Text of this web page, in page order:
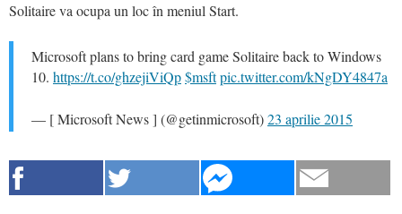
Solitaire va ocupa un loc în meniul Start.
Microsoft plans to bring card game Solitaire back to Windows
10. https://t.co/ghzejiViQp$msftpic.twitter.com/kNgDY4847a
— [ Microsoft News ] (@getinmicrosoft)23 aprilie 2015